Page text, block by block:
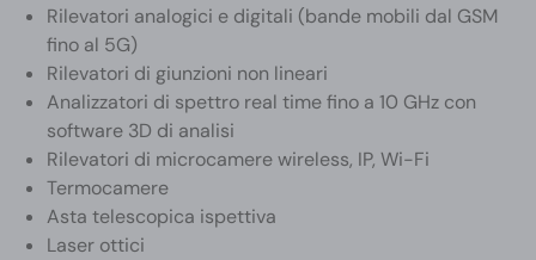
Rilevatori analogici e digitali (bande mobili dal GSM
fino al 5G)
Rilevatori di giunzioni non lineari
Analizzatori di spettro real time fino a 10 GHz con
software 3D di analisi
Rilevatori di microcamere wireless, IP, Wi-Fi
Termocamere
Asta telescopica ispettiva
Laser ottici